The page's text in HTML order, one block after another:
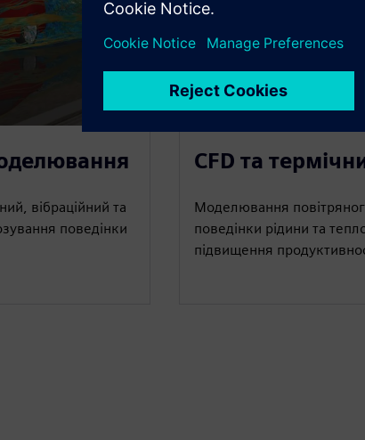
вібраційний та
поведінки
CFD та
Моделювання
поведінки рідини та
підвищення